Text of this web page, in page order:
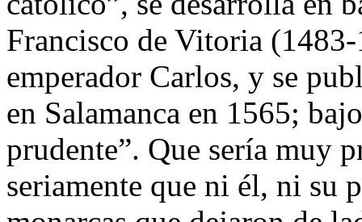
Francisco de Vitoria
emperador Carlos, y se
en Salamanca en 1565;
prudente”. Que sería muy
seriamente que ni él, ni su